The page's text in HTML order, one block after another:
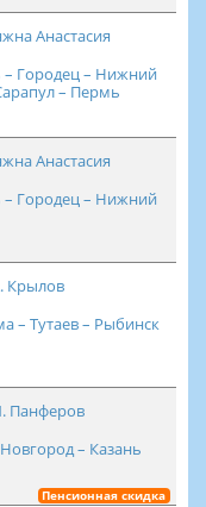
Анастасия
Городец – Нижний
– Пермь
Анастасия
Городец – Нижний
Крылов
– Тутаев – Рыбинск
Панферов
– Казань
Пенсионная скидка